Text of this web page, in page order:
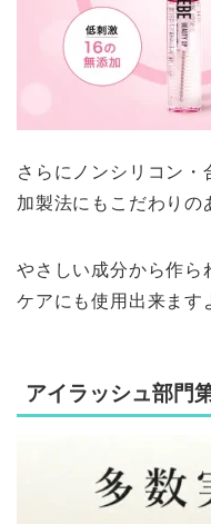
さらにノンシリコン・
加製法にもこだわりの
やさしい成分から作ら
ケアにも使用出来ます
アイラッシュ部門